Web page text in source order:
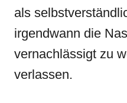
als
irgendwann die
vernachlässigt zu
verlassen.